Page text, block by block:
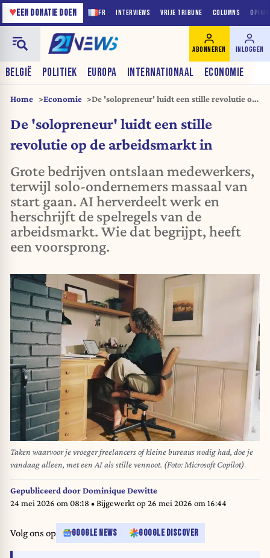
FR INTERVIEWS VRIJE TRIBUNE COLUMNS
♥EEN DONATIE DOEN
BELGIË POLITIEK EUROPA INTERNATIONAAL ECONOMIE
ABONNEREN INLOGGEN
Home Economie
De 'solopreneur' luidt een stille revolutie op
De 'solopreneur' luidt een stille
revolutie op de arbeidsmarkt in
Grote bedrijven ontslaan medewerkers,
terwijl solo-ondernemers massaal van
start gaan. AI herverdeelt werk en
herschrijft de spelregels van de
arbeidsmarkt. Wie dat begrijpt, heeft
een voorsprong.
Taken waarvoor je vroeger freelancers of kleine bureaus nodig had, doe je
vandaag alleen, met een AI als stille vennoot. (Foto: Microsoft Copilot)
Gepubliceerd doorDominique Dewitte
24 mei 2026 om 08:18 • Bijgewerkt op26 mei 2026 om 16:44
Volg ons op GOOGLE NEWS GOOGLE DISCOVER